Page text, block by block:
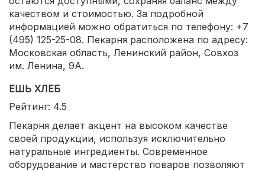
качеством и стоимостью. За подробной
информацией можно обратиться по телефону: +7
(495) 125-25-08. Пекарня расположена по адресу:
Московская область, Ленинский район, Совхоз
им. Ленина, 9А.
ЕШЬ ХЛЕБ
Рейтинг: 4.5
Пекарня делает акцент на высоком качестве
своей продукции, используя исключительно
натуральные ингредиенты. Современное
оборудование и мастерство поваров позволяют